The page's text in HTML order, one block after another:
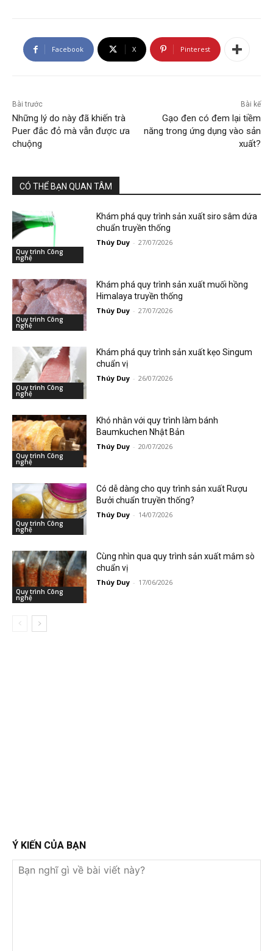
Facebook X Pinterest
Bài trước
Những lý do này đã khiến trà
Puer đắc đỏ mà vẫn được ưa
chuộng
Bài kế
Gạo đen có đem lại tiềm
năng trong ứng dụng vào sản
xuất?
CÓ THỂ BẠN QUAN TÂM
Quy trình Công
nghệ
Khám phá quy trình sản xuất siro sâm dứa
chuẩn truyền thống
Thúy Duy - 27/07/2026
Quy trình Công
nghệ
Khám phá quy trình sản xuất muối hồng
Himalaya truyền thống
Thúy Duy - 27/07/2026
Quy trình Công
nghệ
Khám phá quy trình sản xuất kẹo Singum
chuẩn vị
Thúy Duy - 26/07/2026
Quy trình Công
nghệ
Khó nhằn với quy trình làm bánh
Baumkuchen Nhật Bản
Thúy Duy - 20/07/2026
Quy trình Công
nghệ
Có dễ dàng cho quy trình sản xuất Rượu
Bưởi chuẩn truyền thống?
Thúy Duy - 14/07/2026
Quy trình Công
nghệ
Cùng nhìn qua quy trình sản xuất mắm sò
chuẩn vị
Thúy Duy - 17/06/2026
Ý KIẾN CỦA BẠN